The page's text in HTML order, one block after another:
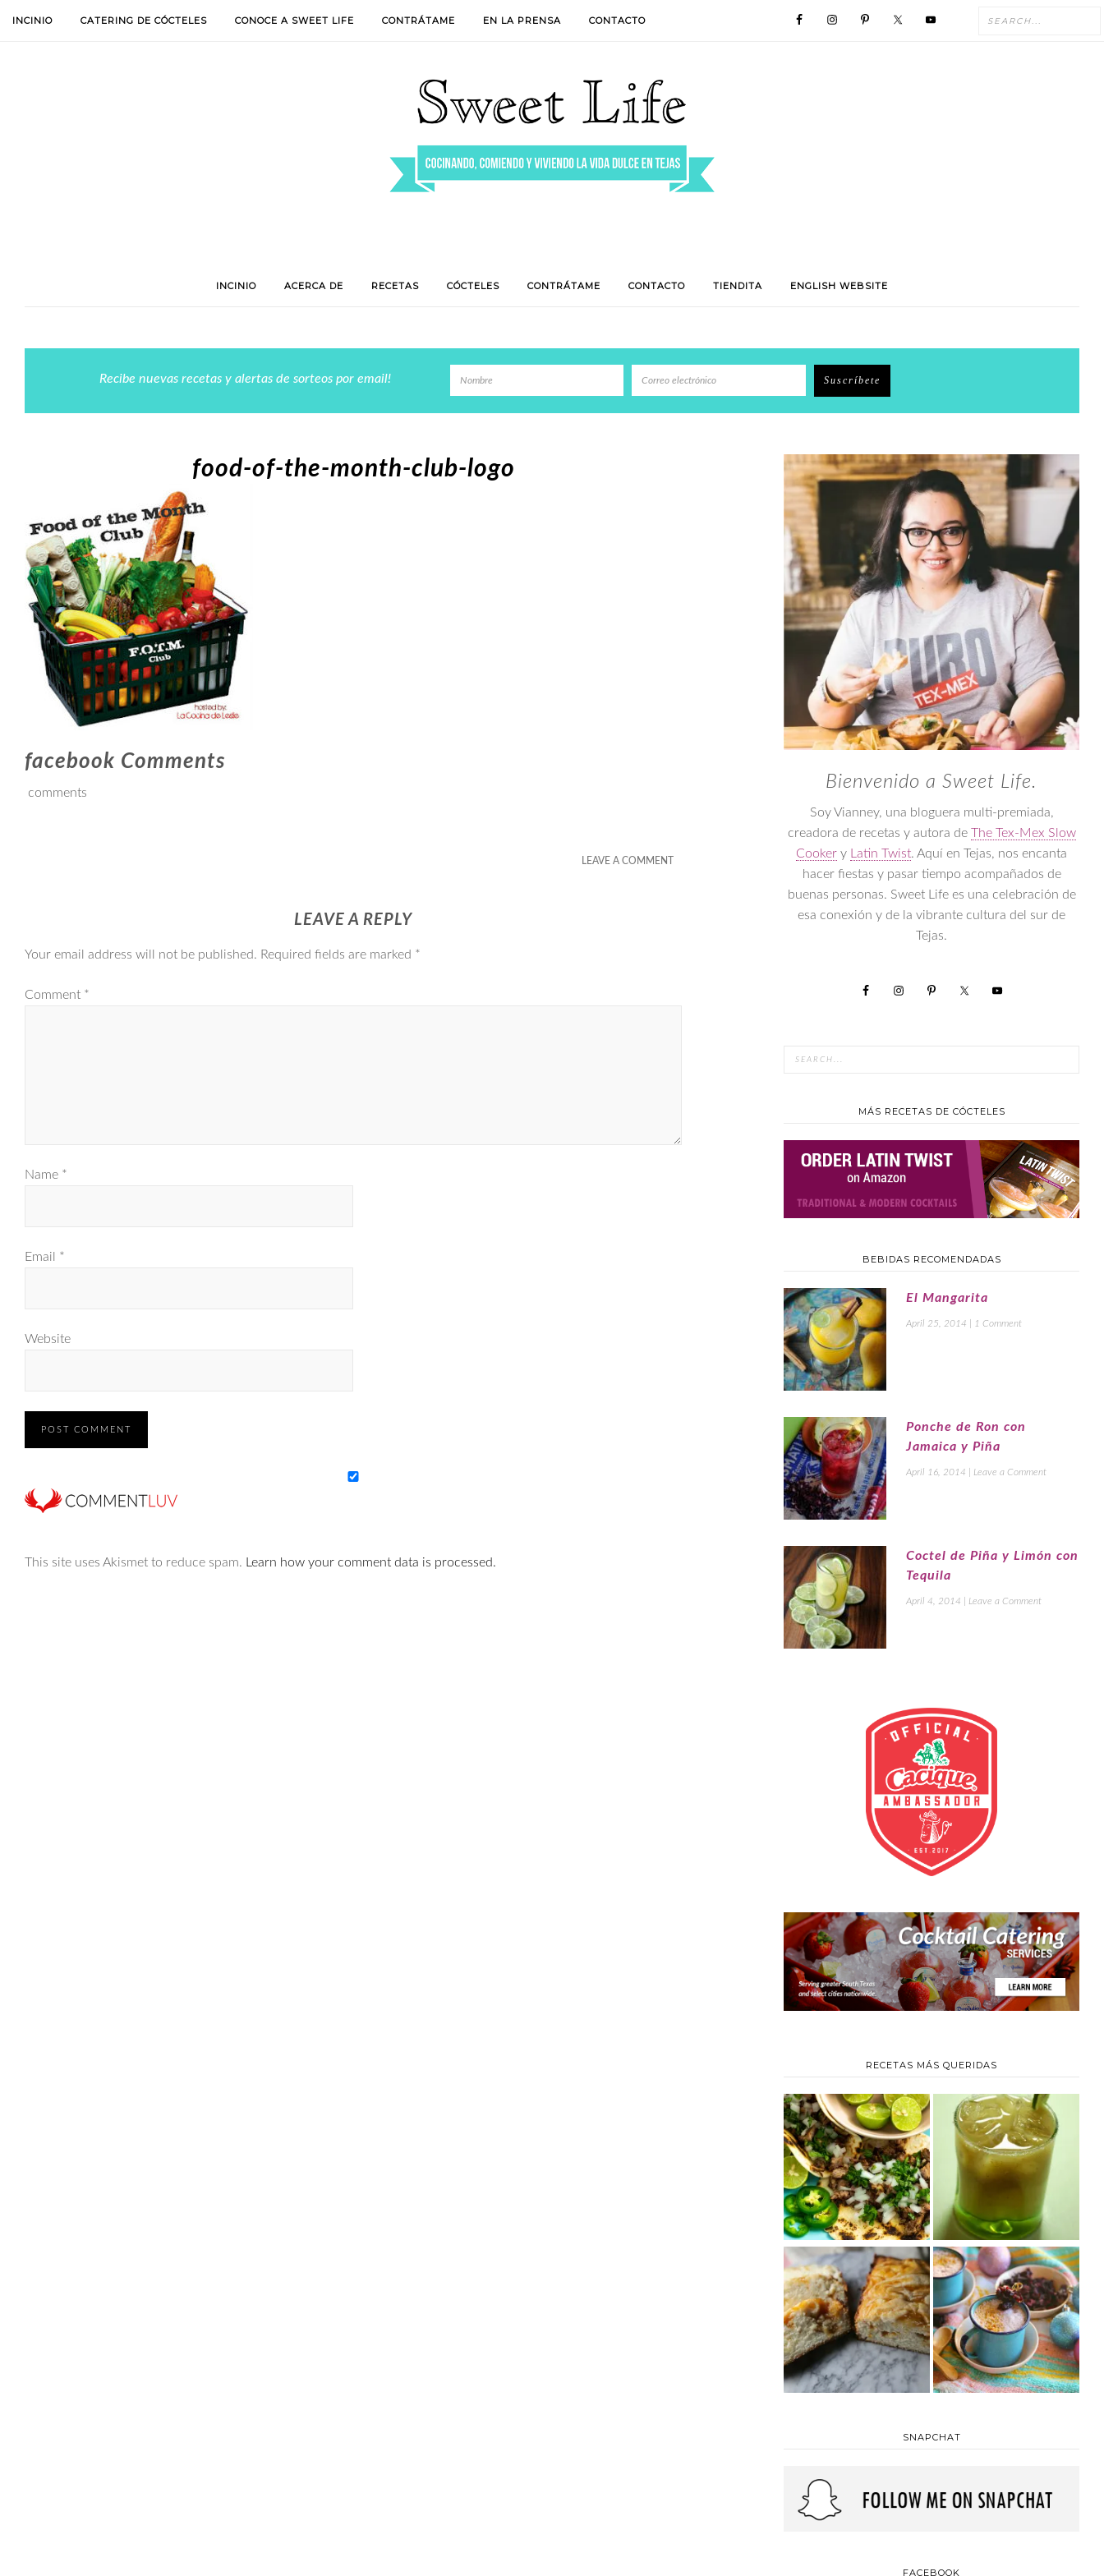
INCINIO CATERING DE CÓCTELES CONOCE A SWEET LIFE CONTRÁTAME EN LA PRENSA CONTACTO
INCINIO ACERCA DE RECETAS CÓCTELES CONTRÁTAME CONTACTO TIENDITA ENGLISH WEBSITE
Recibe nuevas recetas y alertas de sorteos por email!
food-of-the-month-club-logo
facebook Comments
comments
LEAVE A COMMENT
LEAVE A REPLY
Your email address will not be published. Required fields are marked *
Comment *
Name *
Email *
Website
This site uses Akismet to reduce spam. Learn how your comment data is processed.
Bienvenido a Sweet Life.
Soy Vianney, una bloguera multi-premiada,
creadora de recetas y autora de The Tex-Mex Slow
Cooker y Latin Twist. Aquí en Tejas, nos encanta
hacer fiestas y pasar tiempo acompañados de
buenas personas. Sweet Life es una celebración de
esa conexión y de la vibrante cultura del sur de
Tejas.
MÁS RECETAS DE CÓCTELES
BEBIDAS RECOMENDADAS
El Mangarita
April 25, 2014 1 Comment
Ponche de Ron con
Jamaica y Piña
April 16, 2014 Leave a Comment
Coctel de Piña y Limón con
Tequila
April 4, 2014 Leave a Comment
RECETAS MÁS QUERIDAS
SNAPCHAT
FACEBOOK